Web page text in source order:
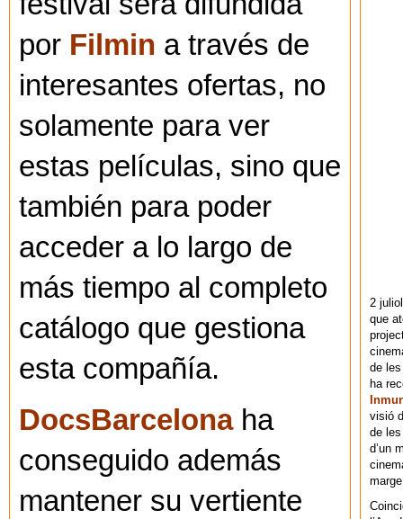
por Filmin a través de
interesantes ofertas, no
solamente para ver
estas películas, sino que
también para poder
acceder a lo largo de
más tiempo al completo
catálogo que gestiona
esta compañía.
DocsBarcelonaha
conseguido además
mantener su vertiente
2
que
de
ha
visió
de
d’un